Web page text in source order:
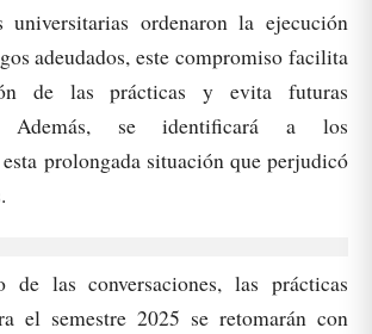
universitarias ordenaron la ejecución
adeudados, este compromiso facilita
de las prácticas y evita futuras
Además, se identificará a los
prolongada situación que perjudicó
de las conversaciones, las prácticas
el semestre 2025 se retomarán con